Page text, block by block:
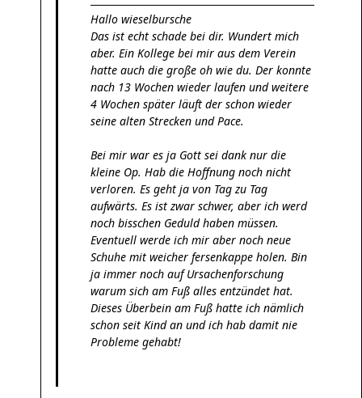
Hallo wieselbursche
Das ist echt schade bei dir. Wundert mich
aber. Ein Kollege bei mir aus dem Verein
hatte auch die große oh wie du. Der konnte
nach 13 Wochen wieder laufen und weitere
4 Wochen später läuft der schon wieder
seine alten Strecken und Pace.
Bei mir war es ja Gott sei dank nur die
kleine Op. Hab die Hoffnung noch nicht
verloren. Es geht ja von Tag zu Tag
aufwärts. Es ist zwar schwer, aber ich werd
noch bisschen Geduld haben müssen.
Eventuell werde ich mir aber noch neue
Schuhe mit weicher fersenkappe holen. Bin
ja immer noch auf Ursachenforschung
warum sich am Fuß alles entzündet hat.
Dieses Überbein am Fuß hatte ich nämlich
schon seit Kind an und ich hab damit nie
Probleme gehabt!